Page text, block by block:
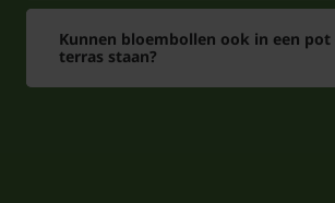
tropische en subtropische gebieden.
kunnen het beste vorstvrij bewaard
Kunnen bloembollen ook in een
terras staan?